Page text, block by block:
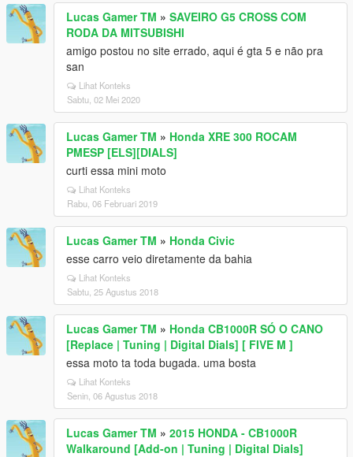
Lucas Gamer TM » SAVEIRO G5 CROSS COM
RODA DA MITSUBISHI
amigo postou no site errado, aqui é gta 5 e não pra
san
Lihat Konteks
Sabtu, 02 Mei 2020
Lucas Gamer TM » Honda XRE 300 ROCAM
PMESP [ELS][DIALS]
curti essa mini moto
Lihat Konteks
Rabu, 06 Februari 2019
Lucas Gamer TM » Honda Civic
esse carro veio diretamente da bahia
Lihat Konteks
Sabtu, 25 Agustus 2018
Lucas Gamer TM » Honda CB1000R SÓ O CANO
[Replace | Tuning | Digital Dials] [ FIVE M ]
essa moto ta toda bugada. uma bosta
Lihat Konteks
Senin, 06 Agustus 2018
Lucas Gamer TM » 2015 HONDA - CB1000R
Walkaround [Add-on | Tuning | Digital Dials]